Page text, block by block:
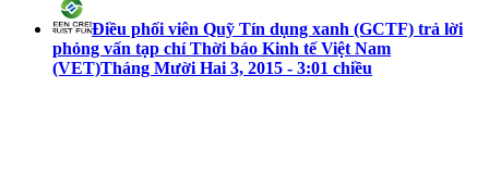
Điều phối viên Quỹ Tín dụng xanh (GCTF) trả lời
phỏng vấn tạp chí Thời báo Kinh tế Việt Nam
(VET)Tháng Mười Hai 3, 2015 - 3:01 chiều